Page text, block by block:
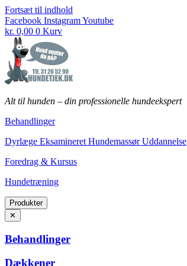
Fortsæt til indhold
Facebook InstagramYoutube
kr. 0,00 0 Kurv
Alt til hunden – din professionelle hundeekspert
Behandlinger
Dyrlæge Eksamineret Hundemassør Uddannelse
Foredrag & Kursus
Hundetræning
Produkter
✕
Behandlinger
Dækkener